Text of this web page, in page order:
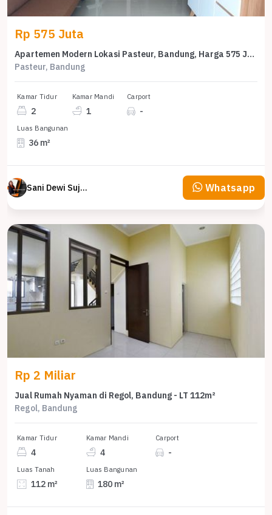
Rp 575 Juta
Apartemen Modern Lokasi Pasteur, Bandung, Harga 575 Juta
Pasteur, Bandung
Kamar Tidur
2
Kamar Mandi
1
Carport
-
Luas Bangunan
36 m²
Sani Dewi Sujono Whatsapp
Rp 2 Miliar
Jual Rumah Nyaman di Regol, Bandung - LT 112m²
Regol, Bandung
Kamar Tidur
4
Kamar Mandi
4
Carport
-
Luas Tanah
112 m²
Luas Bangunan
180 m²